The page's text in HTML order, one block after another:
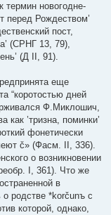
термин новогодне-
перед Рождеством’
пост,
(СРНГ 13, 79),
(Д II, 91).
еще
“коротостью дней
Ф.Миклошич,
’тризна, поминки’
фонетически
č» (Фасм. II, 336).
о возникновении
I, 361). Что же
в
о родстве *korčunъ c
которой, однако,